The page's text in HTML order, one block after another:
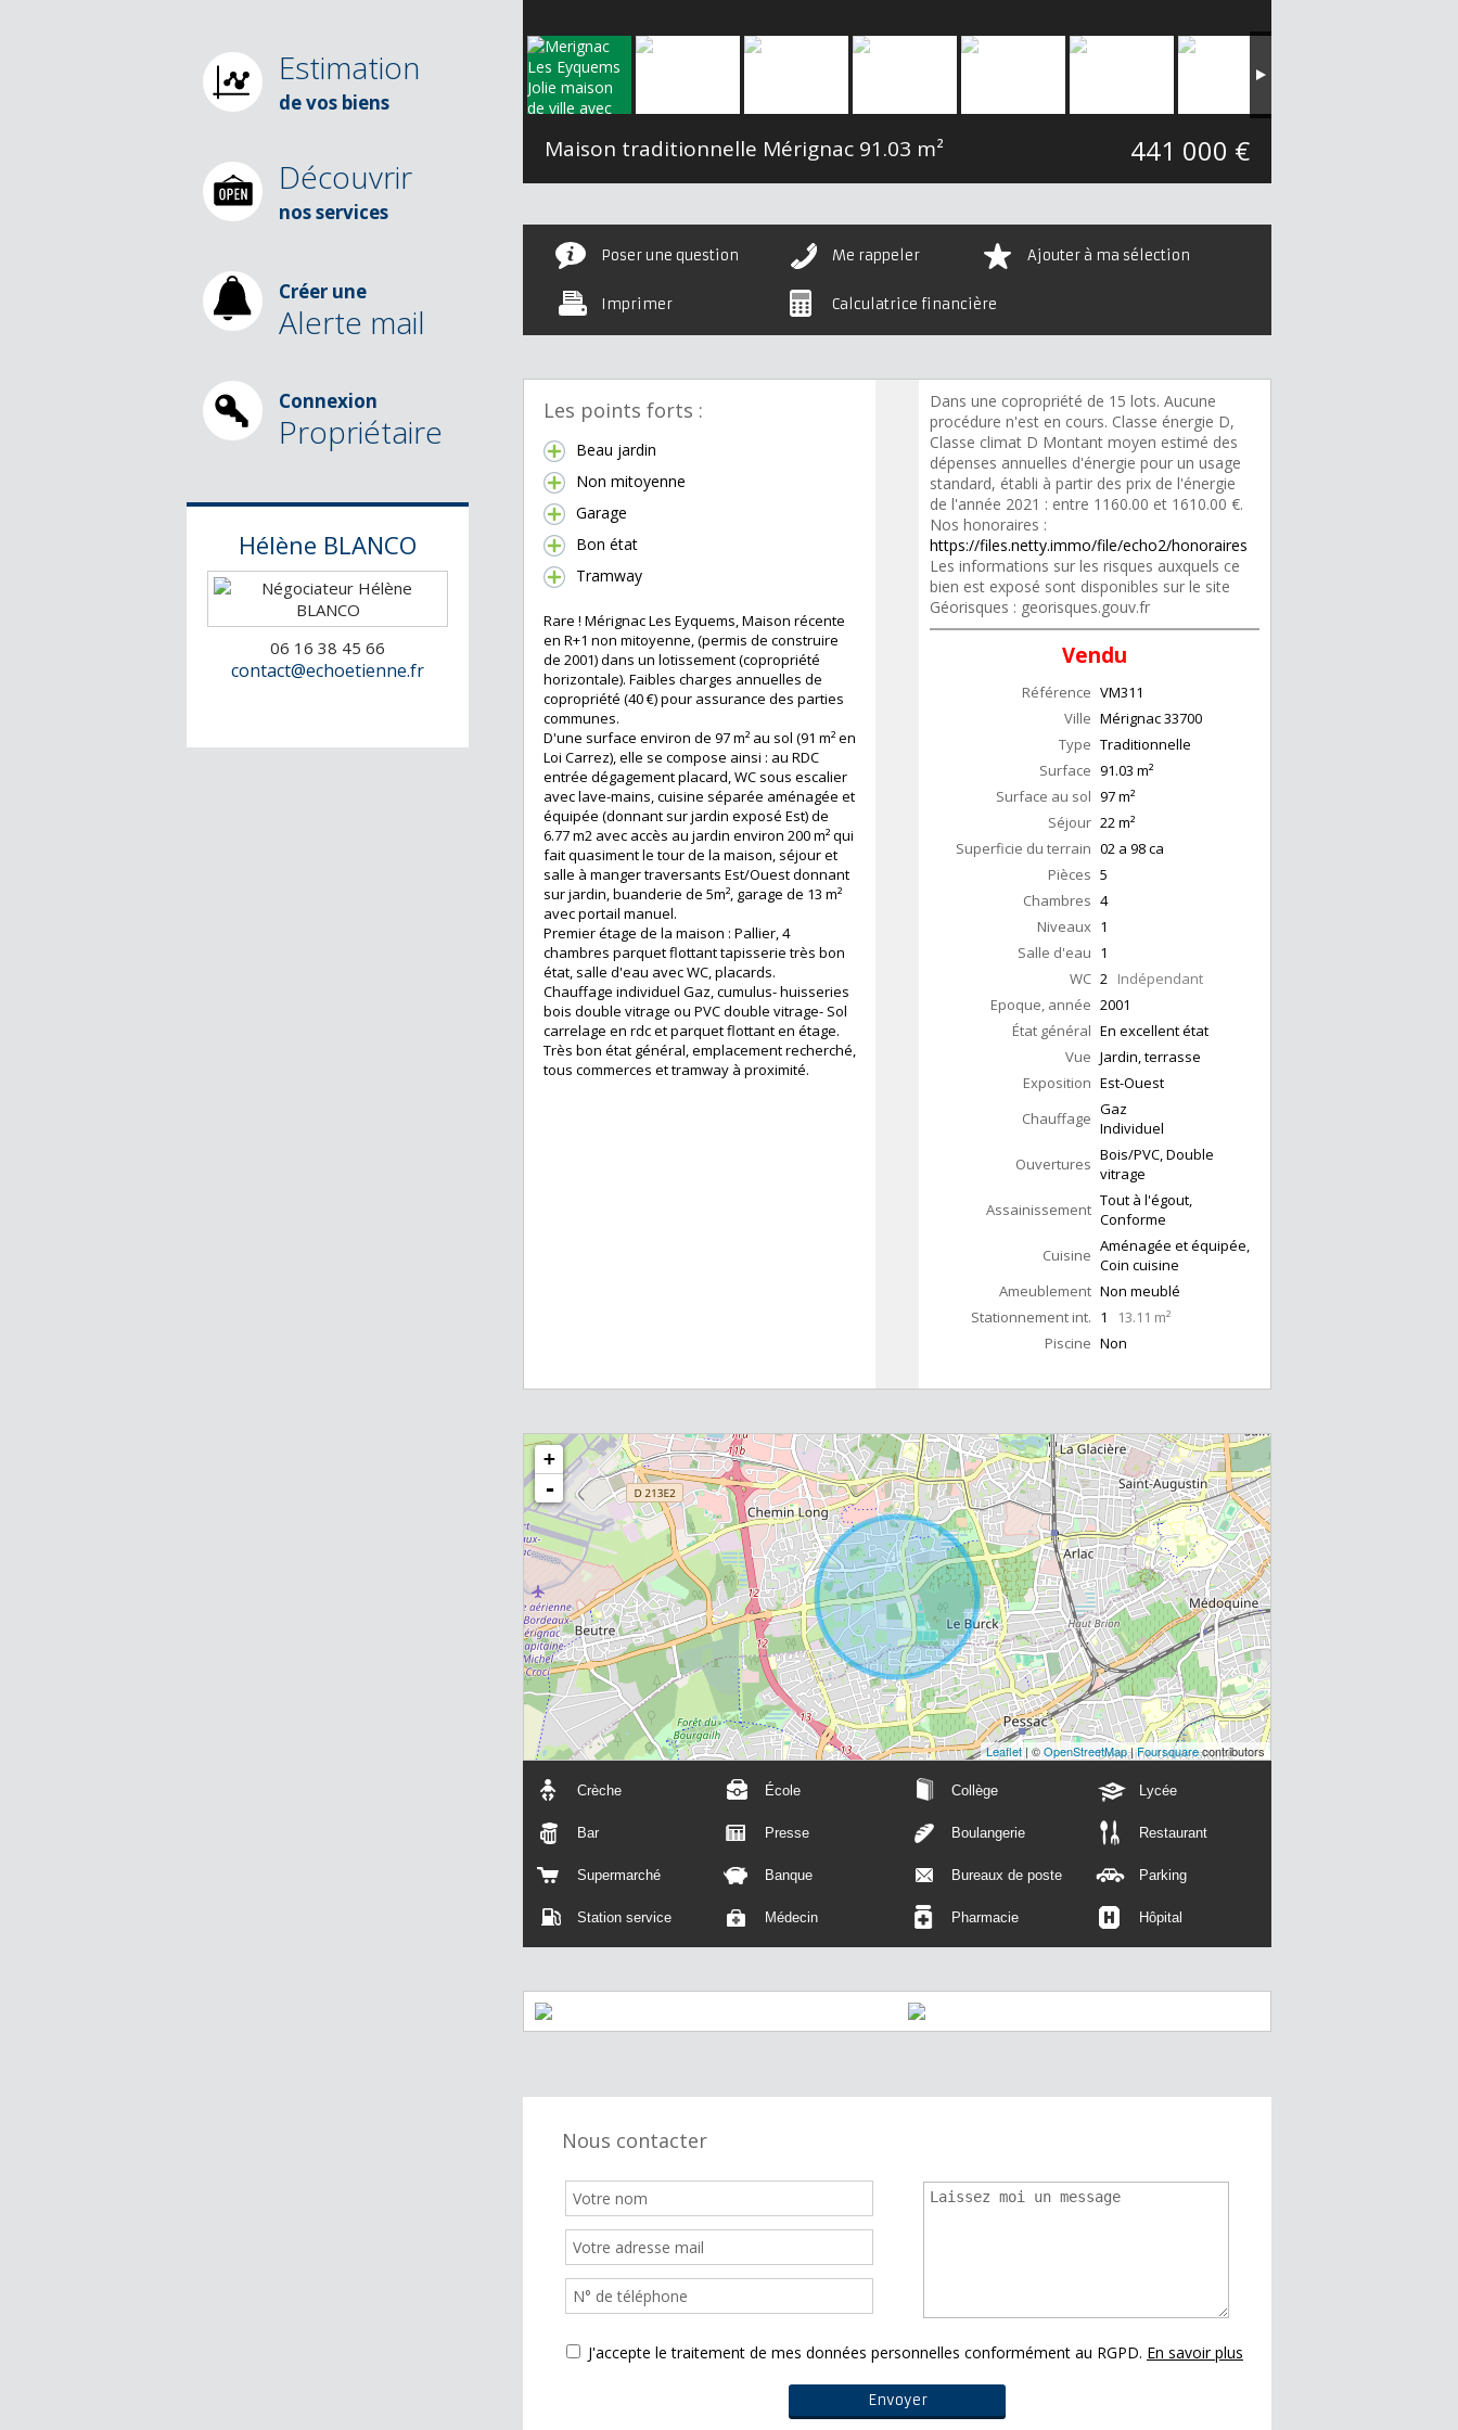
Estimation
de vos biens
Découvrir
nos services
Créer une
Alerte mail
Connexion
Propriétaire
Hélène BLANCO
06 16 38 45 66
contact@echoetienne.fr
Maison traditionnelle Mérignac 91.03 m² 441 000 €
Poser une question Me rappeler Ajouter à ma sélection
Imprimer Calculatrice financière
Les points forts :
Beau jardin
Non mitoyenne
Garage
Bon état
Tramway
Rare ! Mérignac Les Eyquems, Maison récente
en R+1 non mitoyenne, (permis de construire
de 2001) dans un lotissement (copropriété
horizontale). Faibles charges annuelles de
copropriété (40 €) pour assurance des parties
communes.
D'une surface environ de 97 m² au sol (91 m² en
Loi Carrez), elle se compose ainsi : au RDC
entrée dégagement placard, WC sous escalier
avec lave-mains, cuisine séparée aménagée et
équipée (donnant sur jardin exposé Est) de
6.77 m2 avec accès au jardin environ 200 m² qui
fait quasiment le tour de la maison, séjour et
salle à manger traversants Est/Ouest donnant
sur jardin, buanderie de 5m², garage de 13 m²
avec portail manuel.
Premier étage de la maison : Pallier, 4
chambres parquet flottant tapisserie très bon
état, salle d'eau avec WC, placards.
Chauffage individuel Gaz, cumulus- huisseries
bois double vitrage ou PVC double vitrage- Sol
carrelage en rdc et parquet flottant en étage.
Très bon état général, emplacement recherché,
tous commerces et tramway à proximité.
Dans une copropriété de 15 lots. Aucune
procédure n'est en cours. Classe énergie D,
Classe climat D Montant moyen estimé des
dépenses annuelles d'énergie pour un usage
standard, établi à partir des prix de l'énergie
de l'année 2021 : entre 1160.00 et 1610.00 €.
Nos honoraires :
https://files.netty.immo/file/echo2/honoraires
Les informations sur les risques auxquels ce
bien est exposé sont disponibles sur le site
Géorisques : georisques.gouv.fr
Vendu
Référence VM311
Ville Mérignac33700
Type Traditionnelle
Surface 91.03 m²
Surface au sol 97m²
Séjour 22m²
Superficie du terrain 02 a 98 ca
Pièces 5
Chambres 4
Niveaux 1
Salle d'eau 1
WC 2 Indépendant
Epoque, année 2001
État général En excellent état
Vue Jardin, terrasse
Exposition Est-Ouest
Chauffage Gaz
Individuel
Ouvertures Bois/PVC, Double
vitrage
Assainissement Tout à l'égout,
Conforme
Cuisine Aménagée et équipée,
Coin cuisine
Ameublement Non meublé
Stationnement int. 1
13.11 m²
Piscine Non
+
-
Leaflet| ©OpenStreetMap|Foursquarecontributors
Crèche École Collège Lycée
Bar Presse Boulangerie Restaurant
Supermarché Banque Bureaux de poste Parking
Station service Médecin Pharmacie Hôpital
Nous contacter
J'accepte le traitement de mes données personnelles conformément au RGPD. En savoir plus